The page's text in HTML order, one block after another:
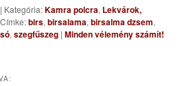
| Kategória:Kamra polcra, Lekvárok,
Címke:birs,birsalama,birsalma dzsem,
,szegfűszeg |Minden vélemény számít!